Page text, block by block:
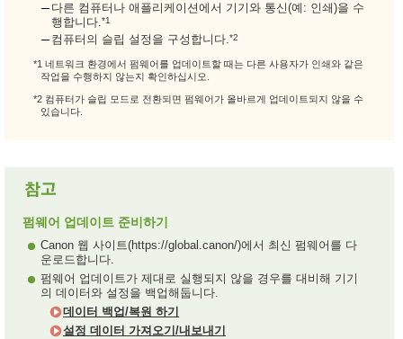
다른 컴퓨터나 애플리케이션에서 기기와 통신(예: 인쇄)을 수
행합니다.*1
컴퓨터의 슬립 설정을 구성합니다.*2
*1 네트워크 환경에서 펌웨어를 업데이트할 때는 다른 사용자가 인쇄와 같은
작업을 수행하지 않는지 확인하십시오.
*2 컴퓨터가 슬립 모드로 전환되면 펌웨어가 올바르게 업데이트되지 않을 수
있습니다.
펌웨어 업데이트 준비하기
Canon 웹 사이트(https://global.canon/)에서 최신 펌웨어를 다
운로드합니다.
펌웨어 업데이트가 제대로 실행되지 않을 경우를 대비해 기기
의 데이터와 설정을 백업해둡니다.
데이터 백업/복원 하기
설정 데이터 가져오기/내보내기